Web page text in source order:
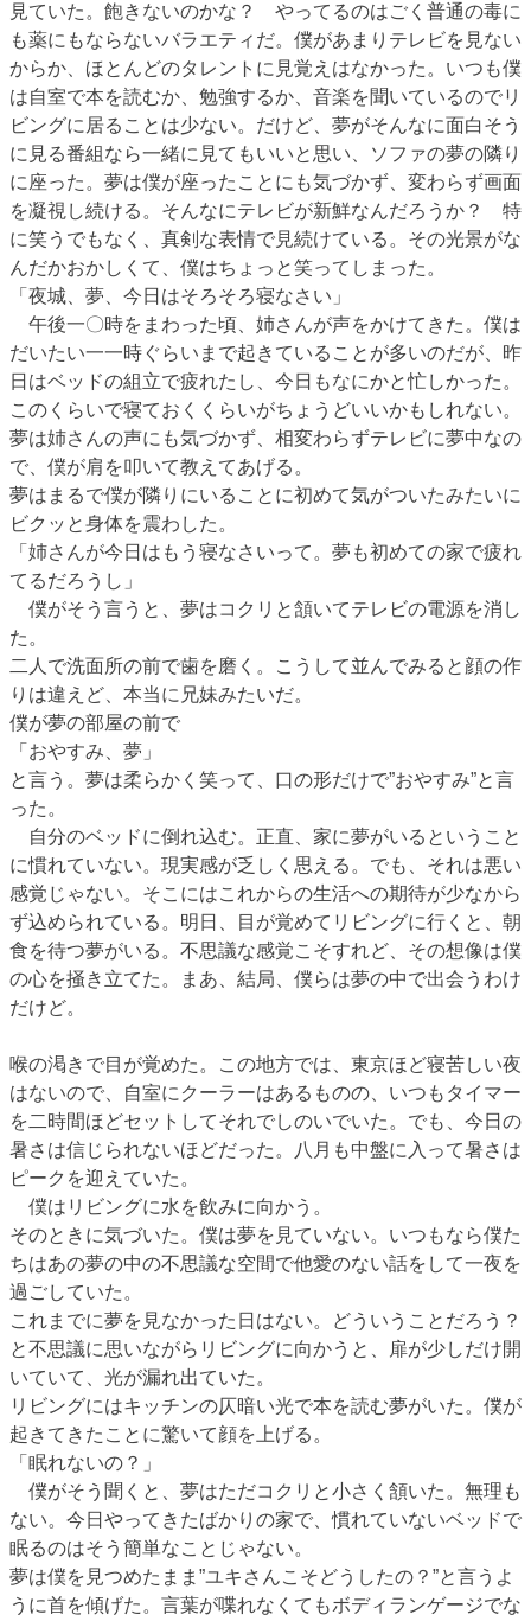
見ていた。飽きないのかな？ やってるのはごく普通の毒に
も薬にもならないバラエティだ。僕があまりテレビを見ない
からか、ほとんどのタレントに見覚えはなかった。いつも僕
は自室で本を読むか、勉強するか、音楽を聞いているのでリ
ビングに居ることは少ない。だけど、夢がそんなに面白そう
に見る番組なら一緒に見てもいいと思い、ソファの夢の隣り
に座った。夢は僕が座ったことにも気づかず、変わらず画面
を凝視し続ける。そんなにテレビが新鮮なんだろうか？ 特
に笑うでもなく、真剣な表情で見続けている。その光景がな
んだかおかしくて、僕はちょっと笑ってしまった。
「夜城、夢、今日はそろそろ寝なさい」
午後一〇時をまわった頃、姉さんが声をかけてきた。僕は
だいたい一一時ぐらいまで起きていることが多いのだが、昨
日はベッドの組立で疲れたし、今日もなにかと忙しかった。
このくらいで寝ておくくらいがちょうどいいかもしれない。
夢は姉さんの声にも気づかず、相変わらずテレビに夢中なの
で、僕が肩を叩いて教えてあげる。
夢はまるで僕が隣りにいることに初めて気がついたみたいに
ビクッと身体を震わした。
「姉さんが今日はもう寝なさいって。夢も初めての家で疲れ
てるだろうし」
僕がそう言うと、夢はコクリと頷いてテレビの電源を消し
た。
二人で洗面所の前で歯を磨く。こうして並んでみると顔の作
りは違えど、本当に兄妹みたいだ。
僕が夢の部屋の前で
「おやすみ、夢」
と言う。夢は柔らかく笑って、口の形だけで”おやすみ”と言
った。
自分のベッドに倒れ込む。正直、家に夢がいるということ
に慣れていない。現実感が乏しく思える。でも、それは悪い
感覚じゃない。そこにはこれからの生活への期待が少なから
ず込められている。明日、目が覚めてリビングに行くと、朝
食を待つ夢がいる。不思議な感覚こそすれど、その想像は僕
の心を掻き立てた。まあ、結局、僕らは夢の中で出会うわけ
だけど。
喉の渇きで目が覚めた。この地方では、東京ほど寝苦しい夜
はないので、自室にクーラーはあるものの、いつもタイマー
を二時間ほどセットしてそれでしのいでいた。でも、今日の
暑さは信じられないほどだった。八月も中盤に入って暑さは
ピークを迎えていた。
僕はリビングに水を飲みに向かう。
そのときに気づいた。僕は夢を見ていない。いつもなら僕た
ちはあの夢の中の不思議な空間で他愛のない話をして一夜を
過ごしていた。
これまでに夢を見なかった日はない。どういうことだろう？
と不思議に思いながらリビングに向かうと、扉が少しだけ開
いていて、光が漏れ出ていた。
リビングにはキッチンの仄暗い光で本を読む夢がいた。僕が
起きてきたことに驚いて顔を上げる。
「眠れないの？」
僕がそう聞くと、夢はただコクリと小さく頷いた。無理も
ない。今日やってきたばかりの家で、慣れていないベッドで
眠るのはそう簡単なことじゃない。
夢は僕を見つめたまま”ユキさんこそどうしたの？”と言うよ
うに首を傾げた。言葉が喋れなくてもボディランゲージでな